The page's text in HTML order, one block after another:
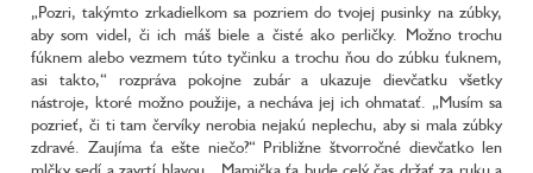
„Pozri, takýmto zrkadielkom sa pozriem do tvojej pusinky na zúbky,
aby som videl, či ich máš biele a čisté ako perličky. Možno trochu
fúknem alebo vezmem túto tyčinku a trochu ňou do zúbku ťuknem,
asi takto,“ rozpráva pokojne zubár a ukazuje dievčatku všetky
nástroje, ktoré možno použije, a necháva jej ich ohmatať. „Musím sa
pozrieť, či ti tam červíky nerobia nejakú neplechu, aby si mala zúbky
zdravé. Zaujíma ťa ešte niečo?“ Približne štvorročné dievčatko len